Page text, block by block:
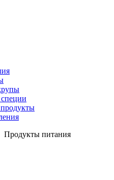
Продукты питания